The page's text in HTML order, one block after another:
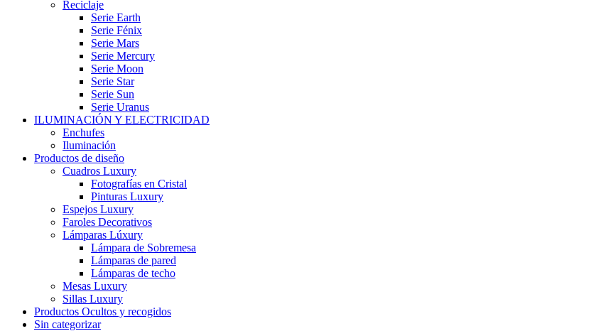
Reciclaje
Serie Earth
Serie Fénix
Serie Mars
Serie Mercury
Serie Moon
Serie Star
Serie Sun
Serie Uranus
ILUMINACIÓN Y ELECTRICIDAD
Enchufes
Iluminación
Productos de diseño
Cuadros Luxury
Fotografías en Cristal
Pinturas Luxury
Espejos Luxury
Faroles Decorativos
Lámparas Lúxury
Lámpara de Sobremesa
Lámparas de pared
Lámparas de techo
Mesas Luxury
Sillas Luxury
Productos Ocultos y recogidos
Sin categorizar